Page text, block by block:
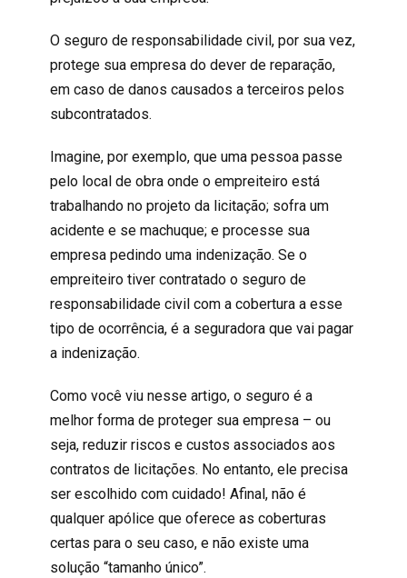
O seguro de responsabilidade civil, por sua vez,
protege sua empresa do dever de reparação,
em caso de danos causados a terceiros pelos
subcontratados.
Imagine, por exemplo, que uma pessoa passe
pelo local de obra onde o empreiteiro está
trabalhando no projeto da licitação; sofra um
acidente e se machuque; e processe sua
empresa pedindo uma indenização. Se o
empreiteiro tiver contratado o seguro de
responsabilidade civil com a cobertura a esse
tipo de ocorrência, é a seguradora que vai pagar
a indenização.
Como você viu nesse artigo, o seguro é a
melhor forma de proteger sua empresa – ou
seja, reduzir riscos e custos associados aos
contratos de licitações. No entanto, ele precisa
ser escolhido com cuidado! Afinal, não é
qualquer apólice que oferece as coberturas
certas para o seu caso, e não existe uma
solução “tamanho único”.